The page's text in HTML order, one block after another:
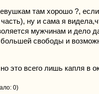
там хорошо ?,
ну и сама я
мужчинам и дело
свободы и
это всего лишь капля в
0)